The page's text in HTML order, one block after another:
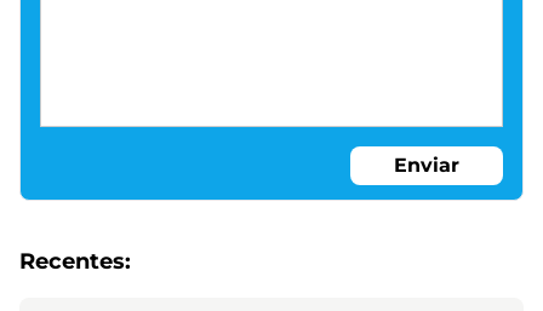
Enviar
Recentes: